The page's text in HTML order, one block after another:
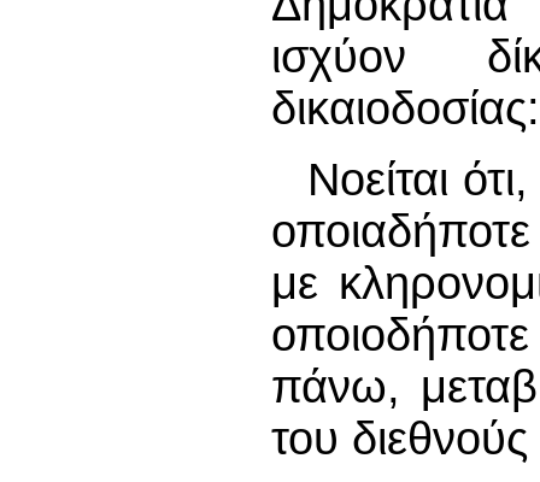
ισχύον
δικαιοδοσίας:
Νοείται
με
πάνω,
του